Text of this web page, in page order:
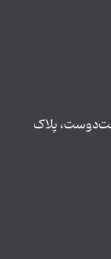
پلاک